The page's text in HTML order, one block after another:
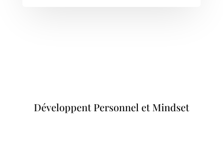
Développent Personnel et Mindset